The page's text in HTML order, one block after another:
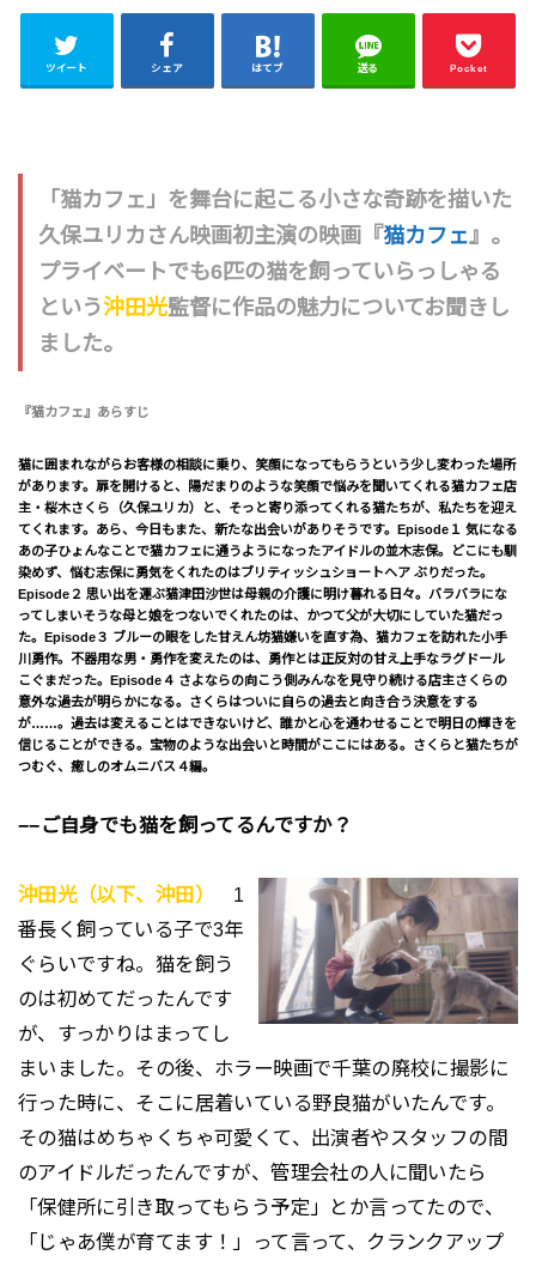
ツイート シェア はてブ 送る Pocket
「猫カフェ」を舞台に起こる小さな奇跡を描いた
久保ユリカさん映画初主演の映画『猫カフェ』。
プライベートでも6匹の猫を飼っていらっしゃる
という沖田光監督に作品の魅力についてお聞きし
ました。
『猫カフェ』あらすじ
猫に囲まれながらお客様の相談に乗り、笑顔になってもらうという少し変わった場所
があります。扉を開けると、陽だまりのような笑顔で悩みを聞いてくれる猫カフェ店
主・桜木さくら（久保ユリカ）と、そっと寄り添ってくれる猫たちが、私たちを迎え
てくれます。あら、今日もまた、新たな出会いがありそうです。Episode１ 気になる
あの子ひょんなことで猫カフェに通うようになったアイドルの並木志保。どこにも馴
染めず、悩む志保に勇気をくれたのはブリティッシュショートヘア ぶりだった。
Episode２ 思い出を運ぶ猫津田沙世は母親の介護に明け暮れる日々。バラバラにな
ってしまいそうな母と娘をつないでくれたのは、かつて父が大切にしていた猫だっ
た。Episode３ ブルーの眼をした甘えん坊猫嫌いを直す為、猫カフェを訪れた小手
川勇作。不器用な男・勇作を変えたのは、勇作とは正反対の甘え上手なラグドール
こぐまだった。Episode４ さよならの向こう側みんなを見守り続ける店主さくらの
意外な過去が明らかになる。さくらはついに自らの過去と向き合う決意をする
が……。過去は変えることはできないけど、誰かと心を通わせることで明日の輝きを
信じることができる。宝物のような出会いと時間がここにはある。さくらと猫たちが
つむぐ、癒しのオムニバス４編。
−−ご自身でも猫を飼ってるんですか？
沖田光（以下、沖田）
1
番長く飼っている子で3年
ぐらいですね。猫を飼う
のは初めてだったんです
が、すっかりはまってし
まいました。その後、ホラー映画で千葉の廃校に撮影に
行った時に、そこに居着いている野良猫がいたんです。
その猫はめちゃくちゃ可愛くて、出演者やスタッフの間
のアイドルだったんですが、管理会社の人に聞いたら
「保健所に引き取ってもらう予定」とか言ってたので、
「じゃあ僕が育てます！」って言って、クランクアップ